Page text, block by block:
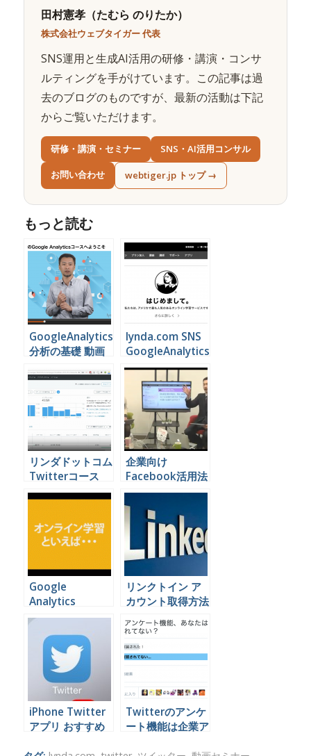
田村憲孝（たむら のりたか）
株式会社ウェブタイガー 代表
SNS運用と生成AI活用の研修・講演・コンサ
ルティングを手がけています。この記事は過
去のブログのものですが、最新の活動は下記
からご覧いただけます。
研修・講演・セミナー SNS・AI活用コンサル
お問い合わせ webtiger.jp トップ →
もっと読む
GoogleAnalytics
分析の基礎 動画
lynda.com SNS
GoogleAnalytics
動画セミナー一覧
リンダドットコム
Twitterコース
youtube 無料
企業向け
Facebook活用法
動画セミナー
Google
Analytics
Adwords リンダ
リンクトイン ア
カウント取得方法
解説動画
iPhone Twitter
アプリ おすすめ
Twitterのアンケ
ート機能は企業ア